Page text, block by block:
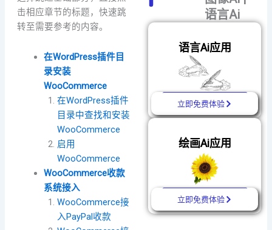
击相应章节的标题，快速跳
转至需要参考的内容。
在WordPress插件目
录安装
WooCommerce
在WordPress插件
目录中查找和安装
WooCommerce
启用
WooCommerce
WooCommerce收款
系统接入
WooCommerce接
入PayPal收款
语言Ai
语言Ai应用
立即免费体验
绘画Ai应用
立即免费体验